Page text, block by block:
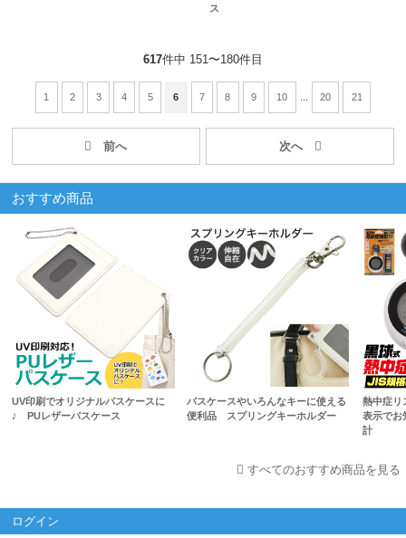
ス
617件中 151〜180件目
1 2 3 4 5 6 7 8 9 10 20 21
おすすめ商品
UV印刷でオリジナルパスケースに
♪ PUレザーパスケース
パスケースやいろんなキーに使える
便利品 スプリングキーホルダー
熱中症リ
表示でお
計
すべてのおすすめ商品を見る
ログイン